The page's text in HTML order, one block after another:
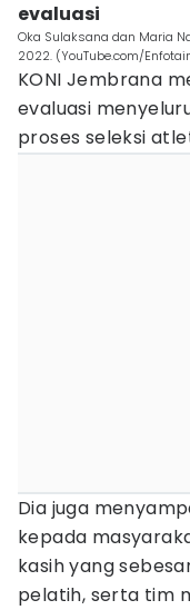
evaluasi
Oka Sulaksana dan Maria
2022. (YouTube.com/
KONI Jembrana
evaluasi
proses seleksi
Dia juga
kepada
kasih yang
pelatih, serta tim